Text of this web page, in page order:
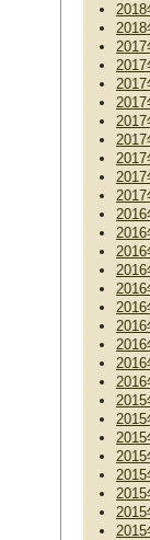
2018
2018
2017
2017
2017
2017
2017
2017
2017
2017
2017
2016
2016
2016
2016
2016
2016
2016
2016
2016
2016
2015
2015
2015
2015
2015
2015
2015
2015